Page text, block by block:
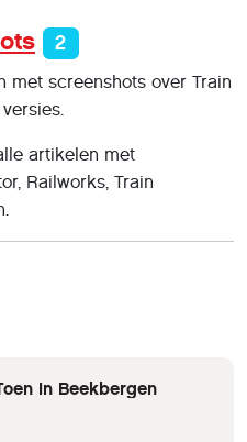
2
met screenshots over Train
artikelen met
Railworks, Train
in Beekbergen